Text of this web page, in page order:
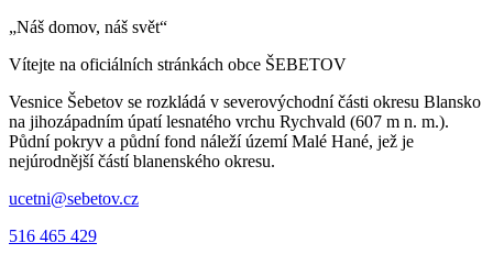
„Náš domov, náš svět“
Vítejte na oficiálních stránkách obce ŠEBETOV
Vesnice Šebetov se rozkládá v severovýchodní části okresu Blansko
na jihozápadním úpatí lesnatého vrchu Rychvald (607 m n. m.).
Půdní pokryv a půdní fond náleží území Malé Hané, jež je
nejúrodnější částí blanenského okresu.
ucetni@sebetov.cz
516 465 429